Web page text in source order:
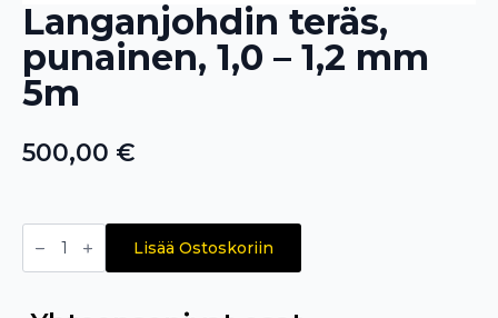
Langanjohdin teräs,
punainen, 1,0 – 1,2 mm
5m
500,00 €
Langanjohdin
teräs,
1,0
Lisää Ostoskoriin